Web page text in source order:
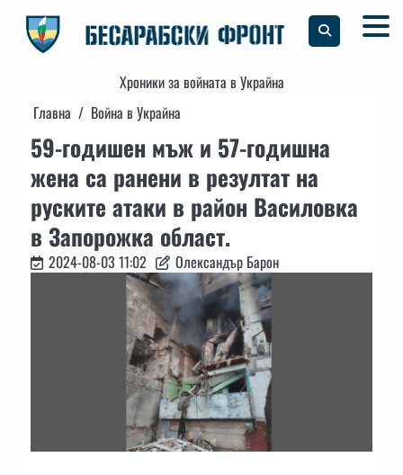
content
Хроники за войната в Украйна
Главна
Война в Украйна
59-годишен мъж и 57-годишна
жена са ранени в резултат на
руските атаки в район Василовка
в Запорожка област.
2024-08-03 11:02 Олександър Барон